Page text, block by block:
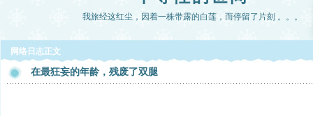
我旅经这红尘，因着一株带露的白莲，而停留了片刻 。。。
网络日志正文
在最狂妄的年龄，残废了双腿